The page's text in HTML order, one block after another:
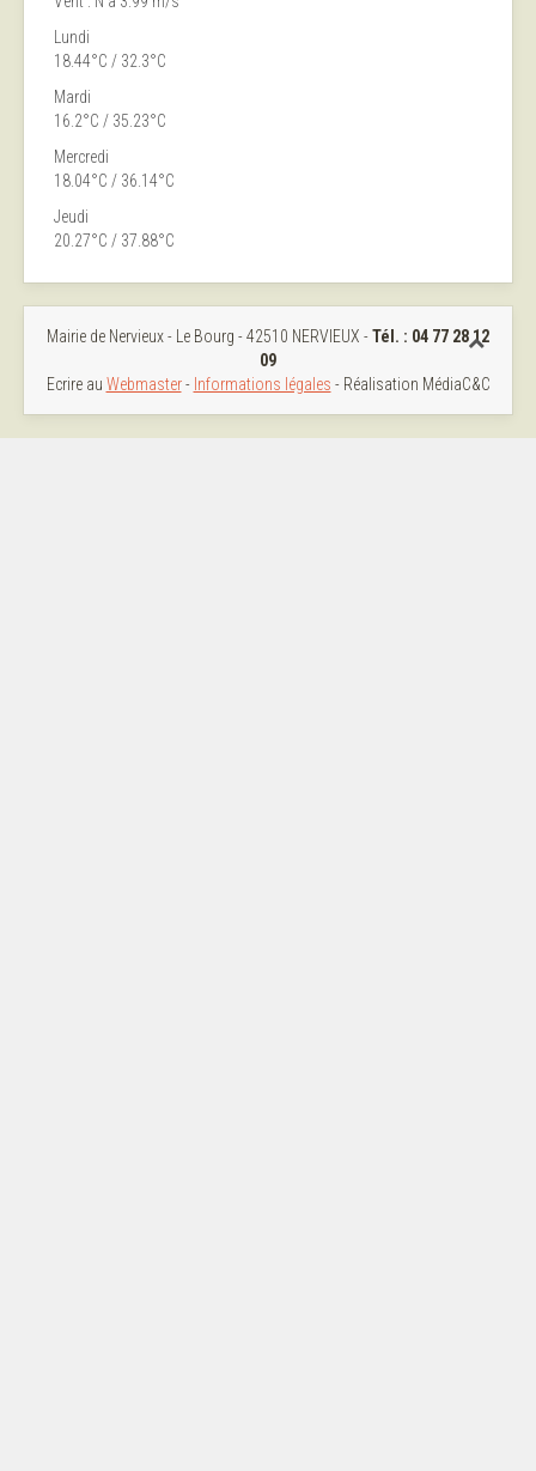
Lundi
18.44°C / 32.3°C
Mardi
16.2°C / 35.23°C
Mercredi
18.04°C / 36.14°C
Jeudi
20.27°C / 37.88°C
Mairie de Nervieux - Le Bourg - 42510 NERVIEUX -Tél. : 04 77 28 12
09
Ecrire au Webmaster- Informations légales - Réalisation MédiaC&C